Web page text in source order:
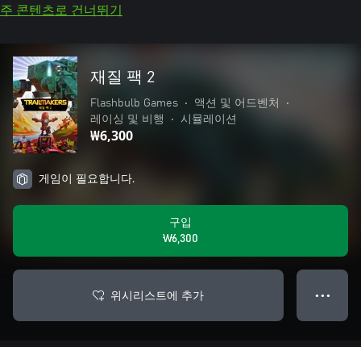
주 콘텐츠로 건너뛰기
재질 팩 2
Flashbulb Games • 액션 및 어드벤처
•
레이싱 및 비행
• 시뮬레이션
₩6,300
게임이 필요합니다.
구입
₩6,300
위시리스트에 추가 ● ● ●